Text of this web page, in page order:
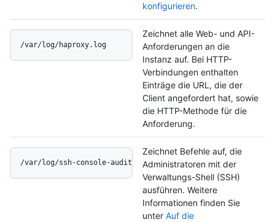
konfigurieren.
/var/log/haproxy.log
Zeichnet alle Web- und API-
Anforderungen an die
Instanz auf. Bei HTTP-
Verbindungen enthalten
Einträge die URL, die der
Client angefordert hat, sowie
die HTTP-Methode für die
Anforderung.
/var/log/ssh-console-audit.log
Zeichnet Befehle auf, die
Administratoren mit der
Verwaltungs-Shell (SSH)
ausführen. Weitere
Informationen finden Sie
unter Auf die